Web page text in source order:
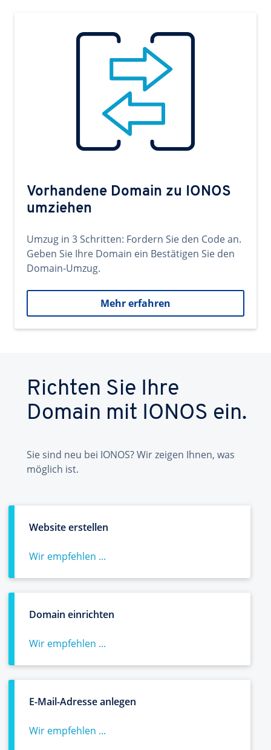
Vorhandene Domain zu IONOS
umziehen
Umzug in 3 Schritten: Fordern Sie den Code an.
Geben Sie Ihre Domain ein Bestätigen Sie den
Domain-Umzug.
Mehr erfahren
Richten Sie Ihre
Domain mit IONOS ein.
Sie sind neu bei IONOS? Wir zeigen Ihnen, was
möglich ist.
Website erstellen
Wir empfehlen ...
Domain einrichten
Wir empfehlen ...
E-Mail-Adresse anlegen
Wir empfehlen ...